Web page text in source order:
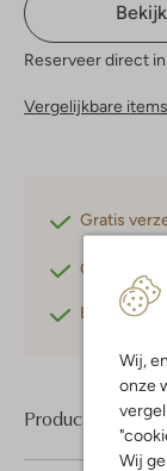
Wij,
onze
Wij
Reserveer direct
Vergelijkbare items
Gratis
Gratis
Betaal
Product